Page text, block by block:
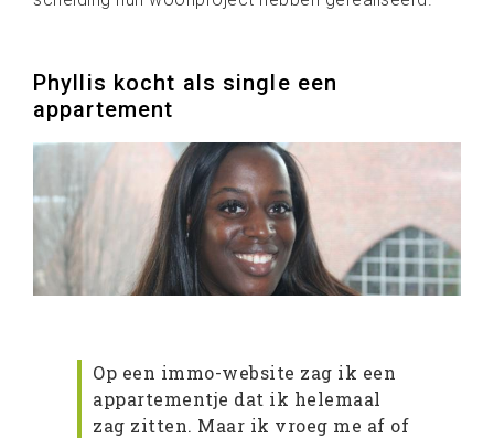
Phyllis kocht als single een
appartement
Op een immo-website zag ik een
appartementje dat ik helemaal
zag zitten. Maar ik vroeg me af of